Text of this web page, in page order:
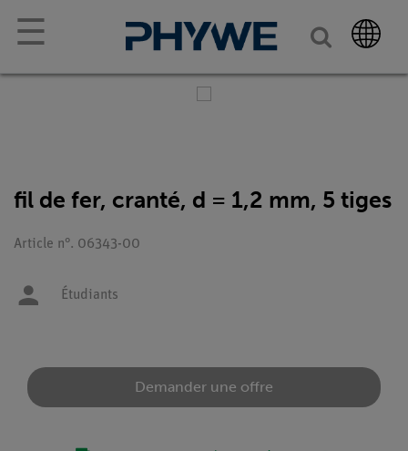
☰
fil de fer, cranté, d = 1,2 mm, 5 tiges
Article n°. 06343-00
Étudiants
Demander une offre